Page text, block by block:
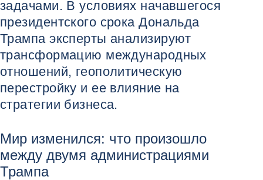
задачами. В условиях начавшегося
президентского срока Дональда
Трампа эксперты анализируют
трансформацию международных
отношений, геополитическую
перестройку и ее влияние на
стратегии бизнеса.
Мир изменился: что произошло
между двумя администрациями
Трампа